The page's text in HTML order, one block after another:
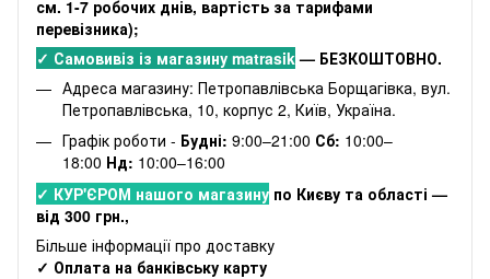
см. 1-7 робочих днів, вартість за тарифами
перевізника);
✓ Самовивіз із магазину matrasik— БЕЗКОШТОВНО.
Адреса магазину: Петропавлівська Борщагівка, вул.
Петропавлівська, 10, корпус 2, Київ, Україна.
Графік роботи - Будні: 9:00–21:00 Сб: 10:00–
18:00 Нд: 10:00–16:00
✓ КУР'ЄРОМ нашого магазину по Києву та області —
від 300 грн.,
Більше інформації про доставку
✓ Оплата на банківську карту